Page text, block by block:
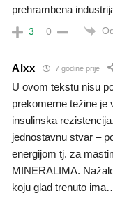
prehrambena
3 0
Alxx 7 godine prije
U ovom tekstu nisu
prekomerne težine je
insulinska
jednostavnu stvar –
energijom tj. za
MINERALIMA.
koju glad trenuto